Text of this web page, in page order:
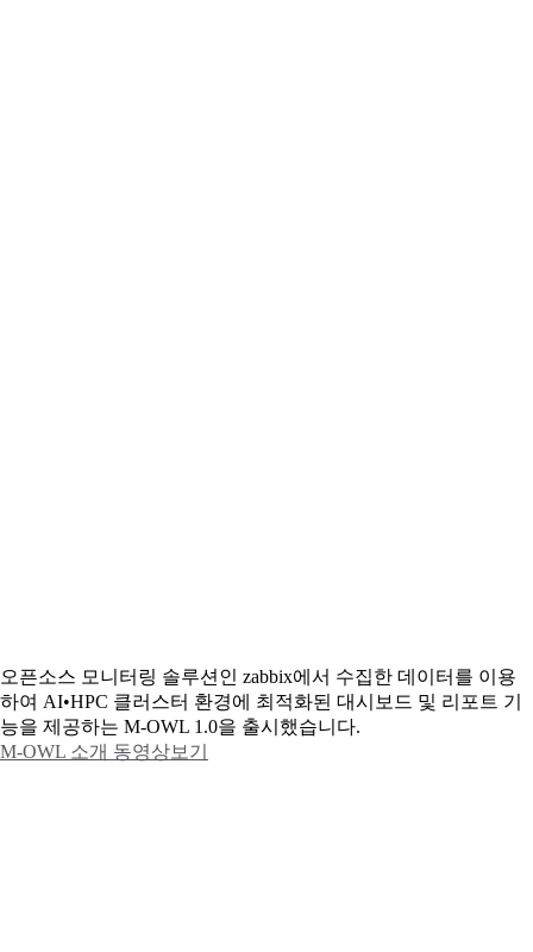
오픈소스 모니터링 솔루션인 zabbix에서 수집한 데이터를 이용
하여 AI•HPC 클러스터 환경에 최적화된 대시보드 및 리포트 기
능을 제공하는 M-OWL 1.0을 출시했습니다.
M-OWL 소개 동영상보기